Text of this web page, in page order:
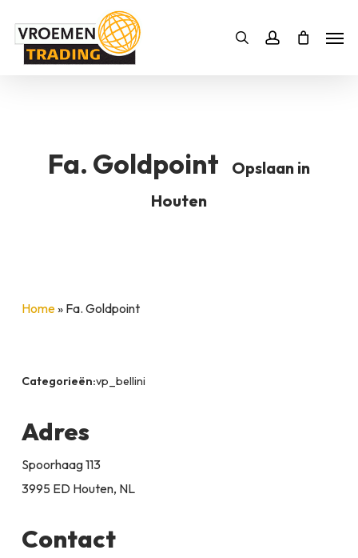
Zoekenaccount
Bestelling SLUITEN
Fa. Goldpoint
Opslaan in
Houten
Home» Fa. Goldpoint
Categorieën:vp_bellini
Adres
Spoorhaag 113
3995 ED Houten, NL
Contact